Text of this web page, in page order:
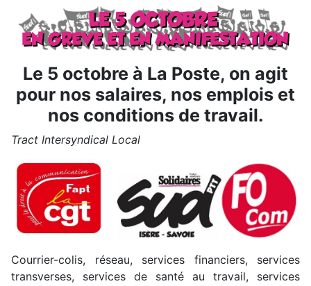
Le 5 octobre à La Poste, on agit
pour nos salaires, nos emplois et
nos conditions de travail.
Tract Intersyndical Local
Courrier-colis, réseau, services financiers, services
transverses, services de santé au travail, services